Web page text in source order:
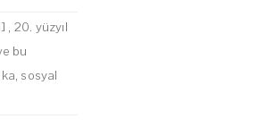
, 20. yüzyıl
bu
sosyal